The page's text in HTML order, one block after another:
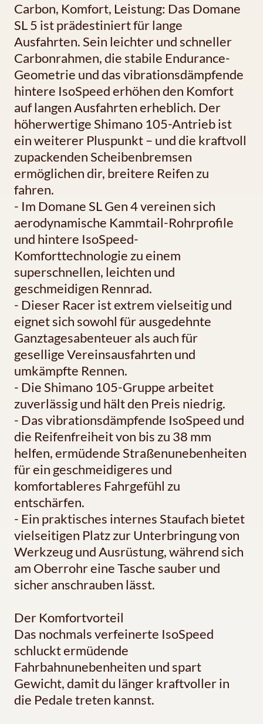
Carbon, Komfort, Leistung: Das Domane
SL 5 ist prädestiniert für lange
Ausfahrten. Sein leichter und schneller
Carbonrahmen, die stabile Endurance-
Geometrie und das vibrationsdämpfende
hintere IsoSpeed erhöhen den Komfort
auf langen Ausfahrten erheblich. Der
höherwertige Shimano 105-Antrieb ist
ein weiterer Pluspunkt – und die kraftvoll
zupackenden Scheibenbremsen
ermöglichen dir, breitere Reifen zu
fahren.
- Im Domane SL Gen 4 vereinen sich
aerodynamische Kammtail-Rohrprofile
und hintere IsoSpeed-
Komforttechnologie zu einem
superschnellen, leichten und
geschmeidigen Rennrad.
- Dieser Racer ist extrem vielseitig und
eignet sich sowohl für ausgedehnte
Ganztagesabenteuer als auch für
gesellige Vereinsausfahrten und
umkämpfte Rennen.
- Die Shimano 105-Gruppe arbeitet
zuverlässig und hält den Preis niedrig.
- Das vibrationsdämpfende IsoSpeed und
die Reifenfreiheit von bis zu 38 mm
helfen, ermüdende Straßenunebenheiten
für ein geschmeidigeres und
komfortableres Fahrgefühl zu
entschärfen.
- Ein praktisches internes Staufach bietet
vielseitigen Platz zur Unterbringung von
Werkzeug und Ausrüstung, während sich
am Oberrohr eine Tasche sauber und
sicher anschrauben lässt.
Der Komfortvorteil
Das nochmals verfeinerte IsoSpeed
schluckt ermüdende
Fahrbahnunebenheiten und spart
Gewicht, damit du länger kraftvoller in
die Pedale treten kannst.